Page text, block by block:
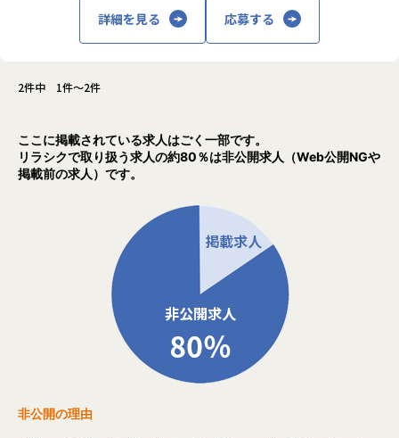
〜 90%以上の案件は顧客から 直接受託 ・ プライム開発〜
お客様と直接話をし、どうシステムを造るか、からプロジェ
クトに参画することができます。
開発は、基本社内で開発するスタイルで常駐比率は低いこと
致します）
Web、スマホアプリ、基幹システムなど、要件定義や機能・
調整面、技術面、得意な部分を活かした上流工程を進めてく
入社後はその方の適性を判断した上で、最適なプロジェクト
へとアサインします。
■プロジェクトについて
戦略立案〜企画〜設計〜開発〜保守運用、ワンストップでソ
リューションを提供します。
規模は1億円以上の大規模案件から、数百万〜数千万円規模
詳細を見る 応募する
2件中 1件～2件
ここに掲載されている求人はごく一部です。
リラシクで取り扱う求人の約80％は非公開求人（Web公開NGや
掲載前の求人）です。
非公開の理由